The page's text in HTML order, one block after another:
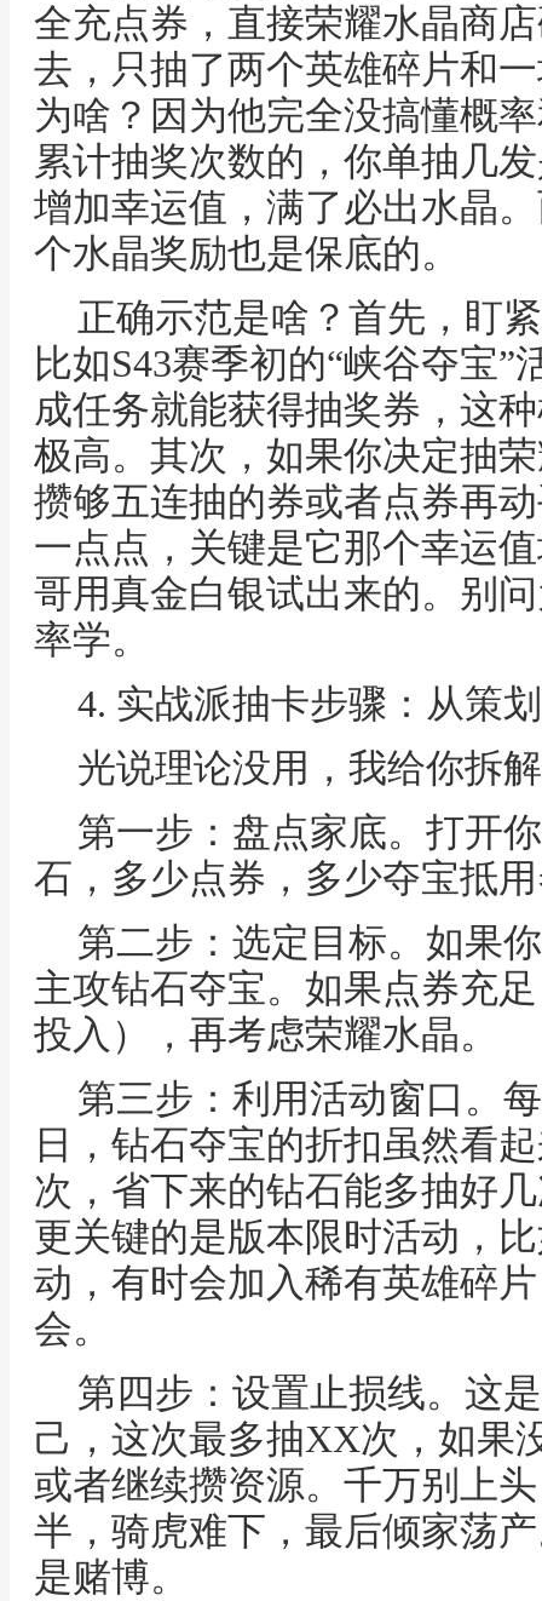
全充点券，直接荣耀水晶商
去，只抽了两个英雄碎片和
为啥？因为他完全没搞懂概
累计抽奖次数的，你单抽几
增加幸运值，满了必出水晶
个水晶奖励也是保底的。
正确示范是啥？首先，盯
比如S43赛季初的“峡谷夺宝
成任务就能获得抽奖券，这
极高。其次，如果你决定抽
攒够五连抽的券或者点券再
一点点，关键是它那个幸运
哥用真金白银试出来的。别
率学。
4. 实战派抽卡步骤：从策
光说理论没用，我给你拆
第一步：盘点家底。打开
石，多少点券，多少夺宝抵
第二步：选定目标。如果
主攻钻石夺宝。如果点券充
投入），再考虑荣耀水晶。
第三步：利用活动窗口。
日，钻石夺宝的折扣虽然看
次，省下来的钻石能多抽好
更关键的是版本限时活动，
动，有时会加入稀有英雄碎
会。
第四步：设置止损线。这
己，这次最多抽XX次，如果
或者继续攒资源。千万别上
半，骑虎难下，最后倾家荡
是赌博。